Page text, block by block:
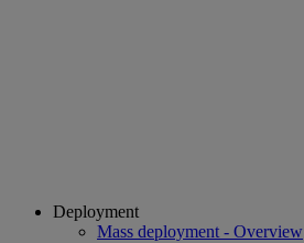
Deployment
Mass deployment - Overview